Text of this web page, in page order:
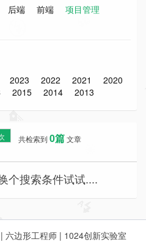
后端 前端
项目管理
2023 2022 2021
2020
2015 2014 2013
共检索到 0篇文章
个搜索条件试试....
边形工程师 | 1024创新实验室